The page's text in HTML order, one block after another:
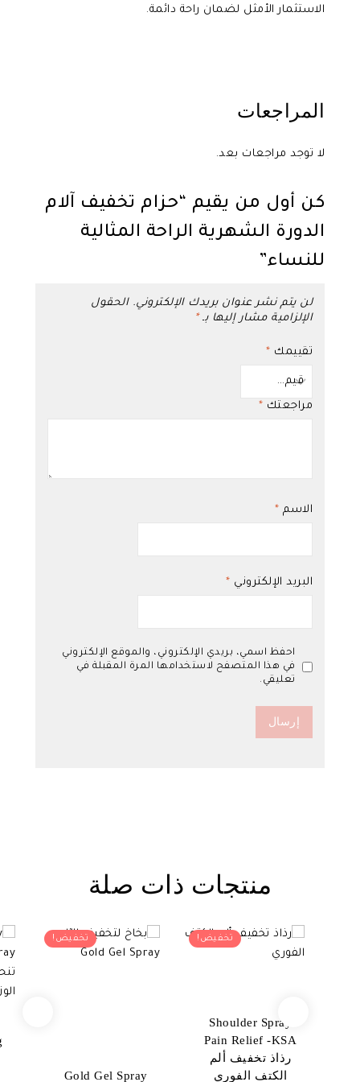
الاستثمار الأمثل لضمان راحة دائمة.
المراجعات
لا توجد مراجعات بعد.
كن أول من يقيم “حزام تخفيف آلام
الدورة الشهرية الراحة المثالية
للنساء”
لن يتم نشر عنوان بريدك الإلكتروني. الحقول
الإلزامية مشار إليها بـ*
تقييمك *
مراجعتك *
الاسم *
البريد الإلكتروني *
احفظ اسمي، بريدي الإلكتروني، والموقع الإلكتروني
في هذا المتصفح لاستخدامها المرة المقبلة في
تعليقي.
منتجات ذات صلة
تخفيض!
Shoulder Spray
Pain Relief -KSA
رذاذ تخفيف ألم
الكتف الفوري
تخفيض!
Gold Gel Spray